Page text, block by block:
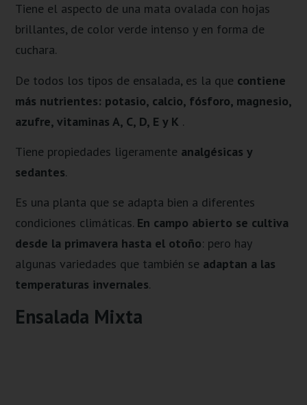
Tiene el aspecto de una mata ovalada con hojas
brillantes, de color verde intenso y en forma de
cuchara.
De todos los tipos de ensalada, es la que contiene
más nutrientes: potasio, calcio, fósforo, magnesio,
azufre, vitaminas A, C, D, E y K .
Tiene propiedades ligeramente analgésicas y
sedantes.
Es una planta que se adapta bien a diferentes
condiciones climáticas. En campo abierto se cultiva
desde la primavera hasta el otoño: pero hay
algunas variedades que también se adaptan a las
temperaturas invernales.
Ensalada Mixta